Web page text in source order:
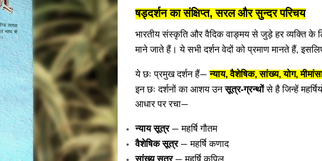
षड्दर्शन का संक्षिप्त, सरल और सुन्दर परिचय
भारतीय संस्कृति और वैदिक वाङ्मय से जुड़े हर व्यक्ति के
माने जाते हैं। ये सभी दर्शन वेदों को प्रमाण मानते हैं,
ये छः प्रमुख दर्शन हैं—न्याय, वैशेषिक, सांख्य, योग,
इन छः दर्शनों का आशय उनसूत्र-ग्रन्थोंसे है जिन्हें
आधार पर रचा—
न्याय सूत्र— महर्षि गौतम
वैशेषिक सूत्र— महर्षि कणाद
सांख्य सूत्र